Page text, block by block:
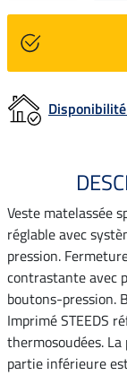
Disponibilité
Veste matelassée
réglable avec
pression.
contrastante avec
boutons-pression.
Imprimé STEEDS
thermosoudées.
partie inférieure